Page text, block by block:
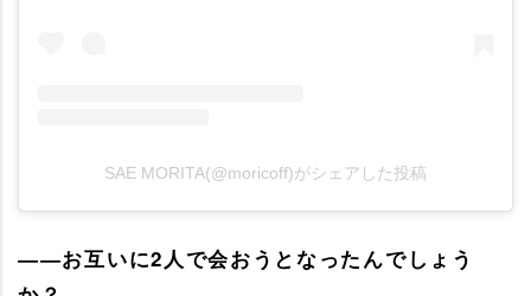
SAE MORITA(@moricoff)がシェアした投稿
――お互いに2人で会おうとなったんでしょう